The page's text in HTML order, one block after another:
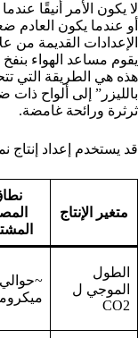
لا يكون الأمر أنيقًا
أو عندما يكون العادم
الإعدادات القديمة من
يقوم مساعد الهواء
هذه هي الطريقة التي
بالليزر” إلى ألواح
ثرثرة ورائحة غامضة.
قد يستخدم إعداد إنتاج
متغير الإنتاج
الطول
الموجي ل
CO2